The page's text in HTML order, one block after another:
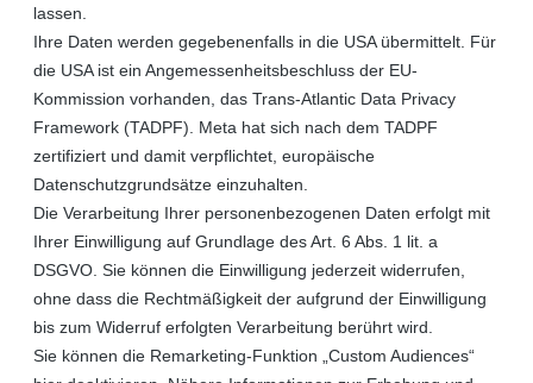
lassen.
Ihre Daten werden gegebenenfalls in die USA übermittelt. Für
die USA ist ein Angemessenheitsbeschluss der EU-
Kommission vorhanden, das Trans-Atlantic Data Privacy
Framework (TADPF). Meta hat sich nach dem TADPF
zertifiziert und damit verpflichtet, europäische
Datenschutzgrundsätze einzuhalten.
Die Verarbeitung Ihrer personenbezogenen Daten erfolgt mit
Ihrer Einwilligung auf Grundlage des Art. 6 Abs. 1 lit. a
DSGVO. Sie können die Einwilligung jederzeit widerrufen,
ohne dass die Rechtmäßigkeit der aufgrund der Einwilligung
bis zum Widerruf erfolgten Verarbeitung berührt wird.
Sie können die Remarketing-Funktion „Custom Audiences“